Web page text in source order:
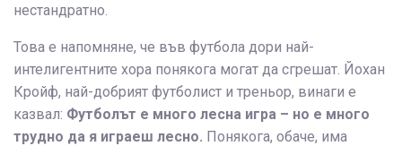
нестандратно.
Това е напомняне, че във футбола дори най-
интелигентните хора понякога могат да сгрешат. Йохан
Кройф, най-добрият футболист и треньор, винаги е
казвал: Футболът е много лесна игра – но е много
трудно да я играеш лесно. Понякога, обаче, има